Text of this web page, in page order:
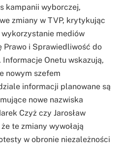
kampanii wyborczej,
zmiany w TVP, krytykując
mediów
i Sprawiedliwość do
Onetu wskazują,
nowym szefem
informacji planowane są
nowe nazwiska
Czyż czy Jarosław
te zmiany wywołają
w obronie niezależności